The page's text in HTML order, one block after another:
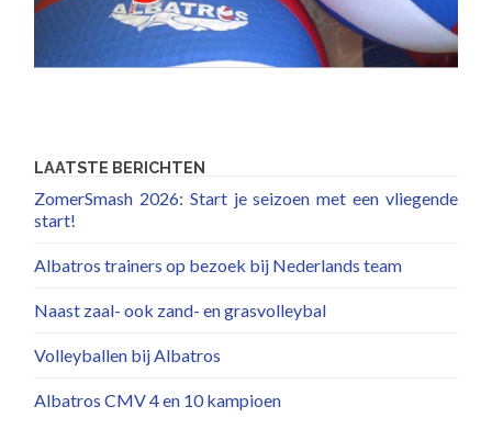
LAATSTE BERICHTEN
ZomerSmash 2026: Start je seizoen met een vliegende
start!
Albatros trainers op bezoek bij Nederlands team
Naast zaal- ook zand- en grasvolleybal
Volleyballen bij Albatros
Albatros CMV 4 en 10 kampioen